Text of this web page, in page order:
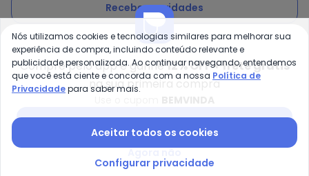
Receber novidades
Ao enviar o cadastro, você concorda com a nossa Política
de Privacidade
Posthaus é uma marca da Posthaus Ltda / CNPJ:
80.462.138/0001-41
Endereço: Rua Werner Duwe, 202 Bairro Badenfurt -
89.070-700 - Blumenau/SC
Compre pelo app e ganhe12% OFF + frete grátis
na sua primeira compra
Nós utilizamos cookies e tecnologias similares para melhorar sua
experiência de compra, incluindo conteúdo relevante e
publicidade personalizada. Ao continuar navegando, entendemos
que você está ciente e concorda com a nossa Política de
Privacidadepara saber mais.
Aceitar todos os cookies
Configurar privacidade